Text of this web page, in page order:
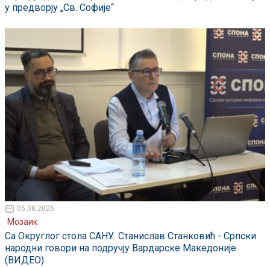
у предворју „Св. Софије“
05.08.2026
Мозаик
Са Округлог стола САНУ: Станислав Станковић - Српски
народни говори на подручју Вардарске Македоније
(ВИДЕО)